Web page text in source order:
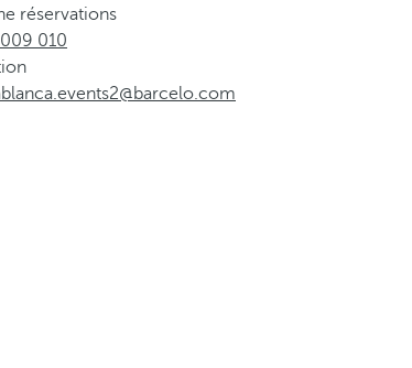
réservations
010